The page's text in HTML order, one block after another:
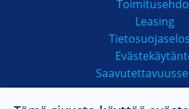
Leasing